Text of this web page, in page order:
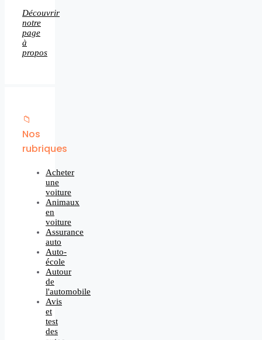
Découvrir
notre
page
à
propos
📁
Nos
rubriques
Acheter
une
voiture
Animaux
en
voiture
Assurance
auto
Auto-
école
Autour
de
l'automobile
Avis
et
test
des